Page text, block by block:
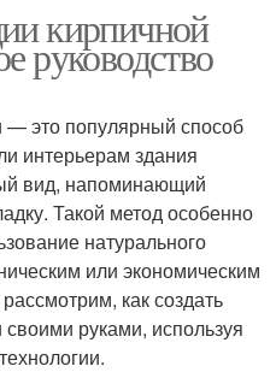
кирпичной
руководство
— это популярный способ
интерьерам здания
вид, напоминающий
Такой метод особенно
натурального
или экономическим
как создать
руками, используя